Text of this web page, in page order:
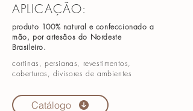
APLICAÇÃO:
produto 100% natural e confeccionado a
mão, por artesãos do Nordeste
Brasileiro.
cortinas, persianas, revestimentos,
coberturas, divisores de ambientes
Catálogo